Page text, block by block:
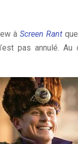
à Screen Rant
pas annulé.